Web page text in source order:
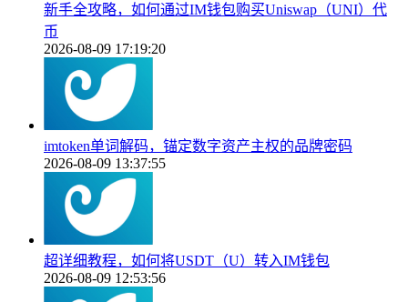
新手全攻略，如何通过IM钱包购买Uniswap（UNI）代
币
2026-08-09 17:19:20
imtoken单词解码，锚定数字资产主权的品牌密码
2026-08-09 13:37:55
超详细教程，如何将USDT（U）转入IM钱包
2026-08-09 12:53:56